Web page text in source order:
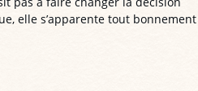
elle s’apparente tout bonnement